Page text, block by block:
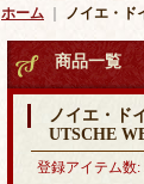
ホーム ノイエ・ド
商品一覧
ノイエ・ド
UTSCHE
登録アイテム数: